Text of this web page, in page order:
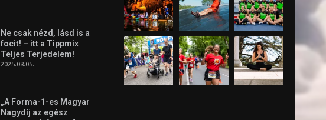
Ne csak nézd, lásd is a
focit! – itt a Tippmix
Teljes Terjedelem!
2025.08.05.
„A Forma-1-es Magyar
Nagydíj az egész